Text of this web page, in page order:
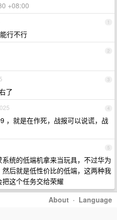
+08:00
1
行不行
2
3
了
4
，就是在作死，战报可以说谎，战
5
统的低端机拿来当玩具，不过华为
后就是低性价比的低端，这两种我
这个任务交给荣耀
About · Language